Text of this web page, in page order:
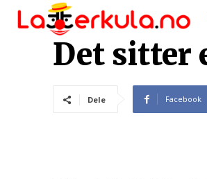
Det sitter
Dele Facebook